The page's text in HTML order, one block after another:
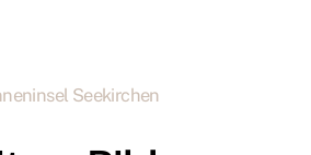
Seekirchen